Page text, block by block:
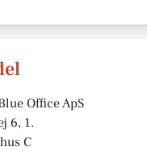
Office ApS
6, 1.
C